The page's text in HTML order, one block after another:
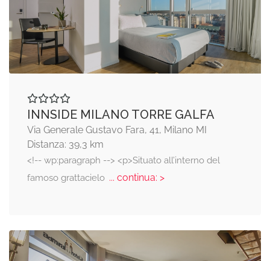
INNSIDE MILANO TORRE GALFA
Via Generale Gustavo Fara, 41, Milano MI
Distanza: 39,3 km
<!-- wp:paragraph --> <p>Situato all’interno del
famoso grattacielo... continua: >